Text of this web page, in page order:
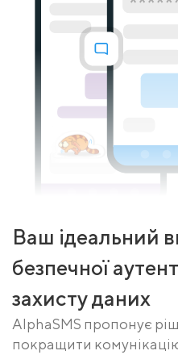
Ваш ідеальний
безпечної
захисту даних
AlphaSMS пропонує
покращити